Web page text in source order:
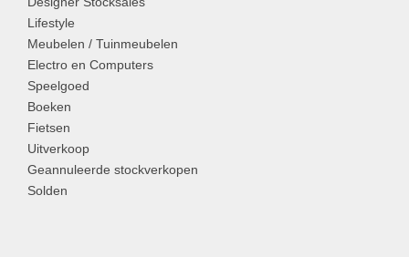
Lifestyle
Meubelen / Tuinmeubelen
Electro en Computers
Speelgoed
Boeken
Fietsen
Uitverkoop
Geannuleerde stockverkopen
Solden